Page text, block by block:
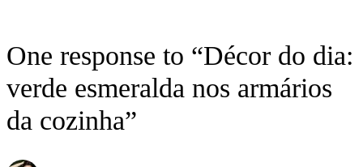
One response to “Décor do dia:
verde esmeralda nos armários
da cozinha”